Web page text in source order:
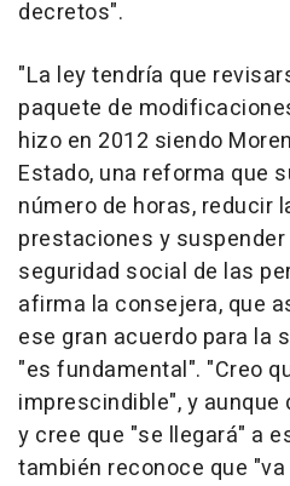
decretos".
"La ley tendría que
paquete de
hizo en 2012 siendo
Estado, una reforma que
número de horas, reducir
prestaciones y
seguridad social de las
afirma la consejera, que
ese gran acuerdo para la
"es fundamental". "Creo
imprescindible", y
y cree que "se llegará" a
también reconoce que